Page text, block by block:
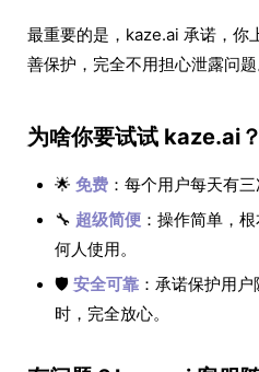
最重要的是，kaze.ai 承诺，你
善保护，完全不用担心泄露问题
为啥你要试试 kaze.ai？
🌟 免费 ：每个用户每天有
🔧 超级简便 ：操作简单，
何人使用。
🛡️ 安全可靠 ：承诺保护用
时，完全放心。